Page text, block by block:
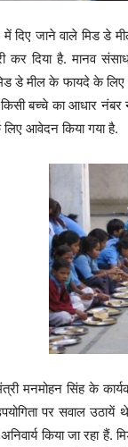
में दिए जाने वाले मिड
दिया है. मानव
डे मील के फायदे के लिए
बच्चे का आधार नंबर
आवेदन किया गया है.
मनमोहन सिंह के
पर सवाल
किया जा रहा